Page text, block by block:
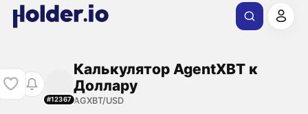
#12367
Калькулятор AgentXBT к
Доллару
AGXBT/USD